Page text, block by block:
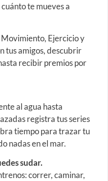
te mueves a
Ejercicio y
tus amigos, descubrir
recibir premios por
al agua hasta
registra tus series
tiempo para trazar tu
nadas en el mar.
sudar.
correr, caminar,